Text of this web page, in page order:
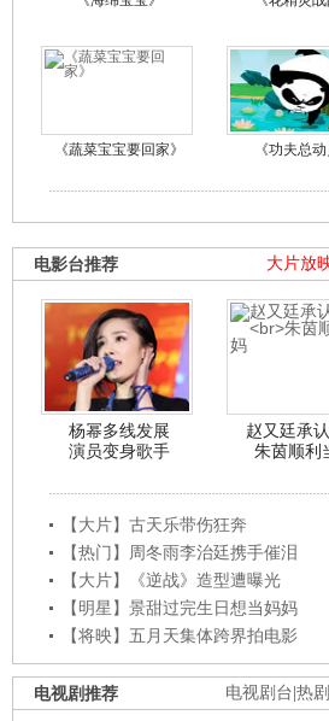
《蔬菜宝宝要回家》 《功夫总动
大片放
电影台推荐
杨幂多线发展
演员变身歌手
赵又廷承
朱茵顺利
【大片】古天乐带伤狂奔
【热门】周冬雨李治廷携手催泪
【大片】《逆战》造型遭曝光
【明星】景甜过完生日想当妈妈
【将映】五月天集体跨界拍电影
电视剧台 热
电视剧推荐